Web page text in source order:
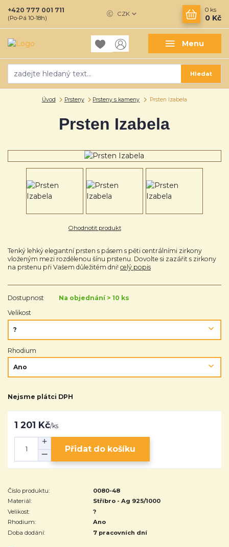
Menu
CZK
Hledat
+420 777 001 711
(Po-Pá 10-18h)
0 ks
0 Kč
Úvod Prsteny Prsteny s kameny Prsten Izabela
Prsten Izabela
Ohodnotit produkt
Tenký lehký elegantní prsten s pásem s pěti centrálními zirkony
vloženým mezi rozdělenou šínu prstenu. Dovolte si zazářit s zirkony
na prstenu při Vašem důležitém dni! celý popis
Dostupnost
Na objednání > 10 ks
Velikost
Rhodium
Nejsme plátci DPH
1 201 Kč/ks
Přidat do košíku
Číslo produktu:
0080-48
Materiál:
Stříbro - Ag 925/1000
Velikost:
?
Rhodium:
Ano
Doba dodání:
7 pracovních dní